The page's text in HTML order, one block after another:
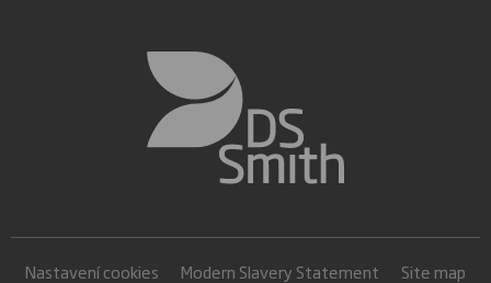
Nastavení cookies Modern Slavery Statement Site map